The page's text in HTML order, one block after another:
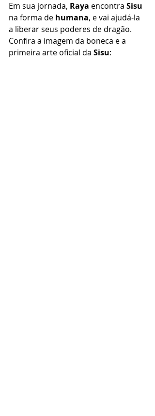
Em sua jornada, Raya encontra Sisu
na forma de humana, e vai ajudá-la
a liberar seus poderes de dragão.
Confira a imagem da boneca e a
primeira arte oficial da Sisu: